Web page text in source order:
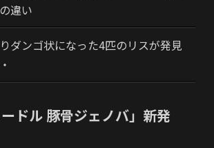
違い
ダンゴ状になった4匹のリスが発見
ードル 豚骨ジェノバ」新発